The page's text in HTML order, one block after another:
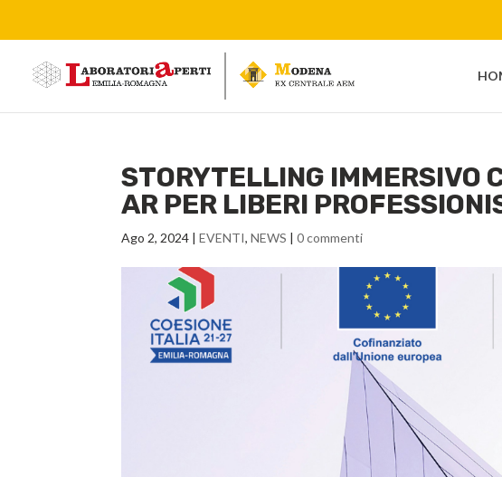
STORYTELLING IMMERSIVO
AR PER LIBERI
Ago 2, 2024 |EVENTI,NEWS |0 commenti